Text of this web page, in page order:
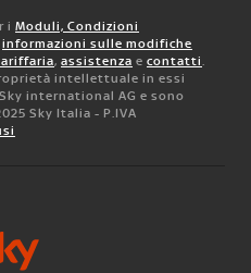
i Moduli, Condizioni
informazioni sulle modifiche
, assistenza e contatti.
intellettuale in essi
international AG e sono
Sky Italia - P.IVA